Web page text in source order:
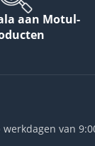
aan Motul-
van